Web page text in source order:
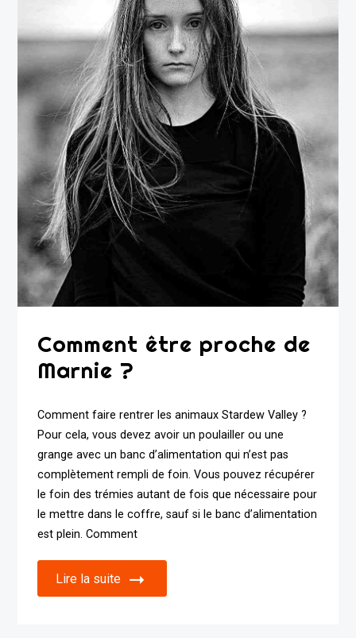
Comment être proche de
Marnie ?
Comment faire rentrer les animaux Stardew Valley ?
Pour cela, vous devez avoir un poulailler ou une
grange avec un banc d’alimentation qui n’est pas
complètement rempli de foin. Vous pouvez récupérer
le foin des trémies autant de fois que nécessaire pour
le mettre dans le coffre, sauf si le banc d’alimentation
est plein. Comment
Lire la suite